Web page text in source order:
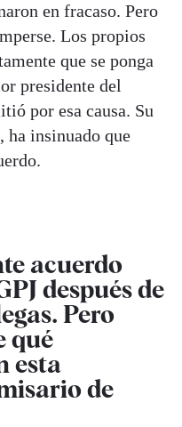
en fracaso. Pero
Los propios
que se ponga
presidente del
por esa causa. Su
, ha insinuado que
acuerdo
después de
Pero
qué
esta
de